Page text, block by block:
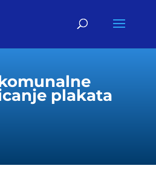
plakata